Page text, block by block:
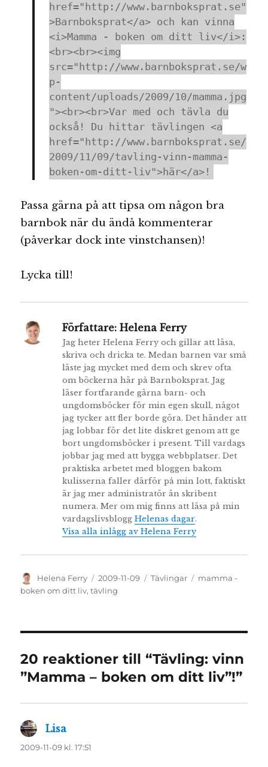
href="http://www.barnboksprat.se"
>Barnboksprat</a> och kan vinna
<i>Mamma - boken om ditt liv</i>:
<br><br><img
src="http://www.barnboksprat.se/w
p-
content/uploads/2009/10/mamma.jpg
"><br><br>Var med och tävla du
också! Du hittar tävlingen <a
href="http://www.barnboksprat.se/
2009/11/09/tavling-vinn-mamma-
boken-om-ditt-liv">här</a>!
Passa gärna på att tipsa om någon bra
barnbok när du ändå kommenterar
(påverkar dock inte vinstchansen)!
Lycka till!
Författare: Helena Ferry
Jag heter Helena Ferry och gillar att läsa,
skriva och dricka te. Medan barnen var små
läste jag mycket med dem och skrev ofta
om böckerna här på Barnboksprat. Jag
läser fortfarande gärna barn- och
ungdomsböcker för min egen skull, något
jag tycker att fler borde göra. Det händer att
jag lobbar för det lite diskret genom att ge
bort ungdomsböcker i present. Till vardags
jobbar jag med att bygga webbplatser. Det
praktiska arbetet med bloggen bakom
kulisserna faller därför på min lott, faktiskt
är jag mer administratör än skribent
numera. Mer om mig finns att läsa på min
vardagslivsbloggHelenas dagar.
Visa alla inlägg av Helena Ferry
Författare
Helena Ferry
Publicerat
den
2009-11-09 Kategorier
Tävlingar Etiketter
mamma -
boken om ditt liv,tävling
20 reaktioner till “Tävling: vinn
”Mamma – boken om ditt liv”!”
Lisa
2009-11-09 kl. 17:51